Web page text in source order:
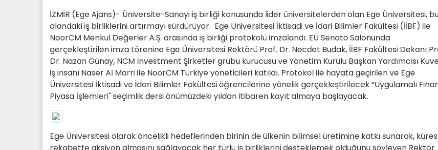
İZMİR (Ege Ajans)- Üniversite-Sanayi iş birliği konusunda lider üniversitelerden olan Ege Üniversitesi,
alandaki iş birliklerini artırmayı sürdürüyor. Ege Üniversitesi İktisadi ve İdari Bilimler Fakültesi (İİBF) ile
NoorCM Menkul Değerler A.Ş. arasında iş birliği protokolü imzalandı. EÜ Senato Salonunda
gerçekleştirilen imza törenine Ege Üniversitesi Rektörü Prof. Dr. Necdet Budak, İİBF Fakültesi Dekanı
Dr. Nazan Günay, NCM Investment Şirketler grubu kurucusu ve Yönetim Kurulu Başkan Yardımcısı
iş insanı Naser Al Marri ile NoorCM Türkiye yöneticileri katıldı. Protokol ile hayata geçirilen ve Ege
Üniversitesi İktisadi ve İdari Bilimler Fakültesi öğrencilerine yönelik gerçekleştirilecek “Uygulamalı
Piyasa İşlemleri" seçimlik dersi önümüzdeki yıldan itibaren kayıt almaya başlayacak.
Ege Üniversitesi olarak öncelikli hedeflerinden birinin de ülkenin bilimsel üretimine katkı sunarak,
rekabette aksiyon almasını sağlayacak her türlü iş birliklerini desteklemek olduğunu söyleyen Rektör